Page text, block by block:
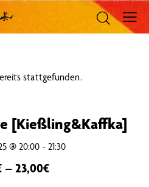
stattgefunden.
[Kießling&Kaffka]
@ 20:00 - 21:30
– 23,00€